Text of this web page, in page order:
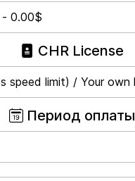
CHR License
Период оплаты